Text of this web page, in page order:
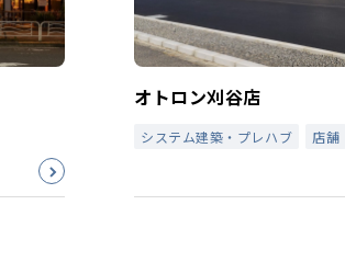
オトロン刈谷店
システム建築・プレハブ 店舗